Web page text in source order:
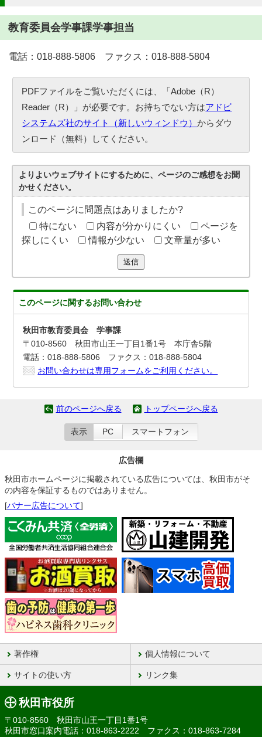
教育委員会学事課学事担当
電話：018-888-5806 ファクス：018-888-5804
PDFファイルをご覧いただくには、「Adobe（R）
Reader（R）」が必要です。お持ちでない方はアドビ
システムズ社のサイト（新しいウィンドウ）からダウ
ンロード（無料）してください。
よりよいウェブサイトにするために、ページのご感想をお聞
かせください。
このページに問題点はありましたか?
特にない
内容が分かりにくい
ページを
探しにくい
情報が少ない 文章量が多い
送信
このページに関するお問い合わせ
秋田市教育委員会 学事課
〒010-8560 秋田市山王一丁目1番1号 本庁舎5階
電話：018-888-5806 ファクス：018-888-5804
お問い合わせは専用フォームをご利用ください。
前のページへ戻る トップページへ戻る
表示 PC スマートフォン
広告欄
秋田市ホームページに掲載されている広告については、秋田市がそ
の内容を保証するものではありません。
[バナー広告について]
著作権 個人情報について
サイトの使い方 リンク集
秋田市役所
〒010-8560 秋田市山王一丁目1番1号
秋田市窓口案内電話：018-863-2222 ファクス：018-863-7284